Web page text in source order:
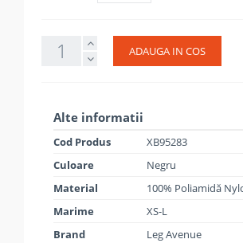
ADAUGA IN COS
Alte informatii
Cod Produs
XB95283
Culoare
Negru
Material
100% Poliamidă
Marime
XS-L
Brand
Leg Avenue